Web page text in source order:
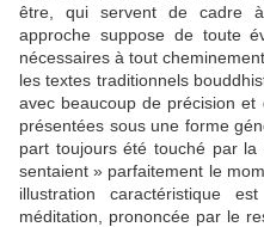
être, qui servent de cadre
approche suppose de toute
nécessaires à tout
les textes traditionnels
avec beaucoup de précision
présentées sous une forme
part toujours été touché par
sentaient » parfaitement le
illustration caractéristique
méditation, prononcée par le